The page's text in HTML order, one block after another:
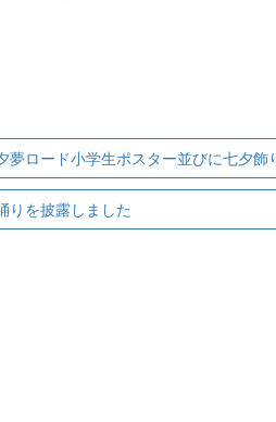
夢ロード小学生ポスター並びに七夕飾
りを披露しました